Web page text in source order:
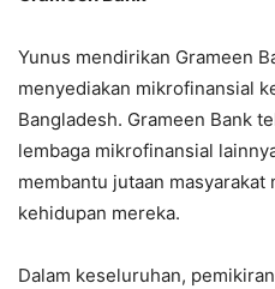
Yunus mendirikan Grameen
menyediakan mikrofinansial
Bangladesh. Grameen Bank
lembaga mikrofinansial
membantu jutaan masyarakat
kehidupan mereka.
Dalam keseluruhan,